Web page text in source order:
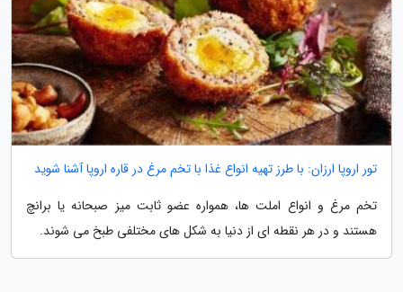
تور اروپا ارزان: با طرز تهیه انواع غذا با تخم مرغ در قاره اروپا آشنا شوید
تخم مرغ و انواع املت ها، همواره عضو ثابت میز صبحانه یا برانچ
هستند و در هر نقطه ای از دنیا به شکل های مختلفی طبخ می شوند.